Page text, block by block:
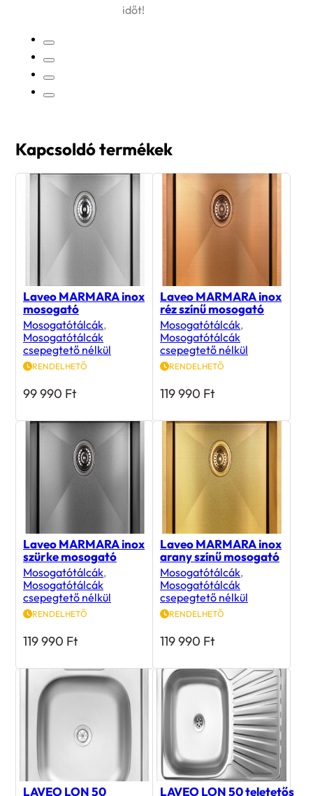
időt!
Kapcsoldó termékek
Laveo MARMARA inox
mosogató
Mosogatótálcák,
Mosogatótálcák
csepegtető nélkül
RENDELHETŐ
99 990 Ft
Laveo MARMARA inox
réz színű mosogató
Mosogatótálcák,
Mosogatótálcák
csepegtető nélkül
RENDELHETŐ
119 990 Ft
Laveo MARMARA inox
szürke mosogató
Mosogatótálcák,
Mosogatótálcák
csepegtető nélkül
RENDELHETŐ
119 990 Ft
Laveo MARMARA inox
arany színű mosogató
Mosogatótálcák,
Mosogatótálcák
csepegtető nélkül
RENDELHETŐ
119 990 Ft
LAVEO LON 50 LAVEO LON 50 teletetős